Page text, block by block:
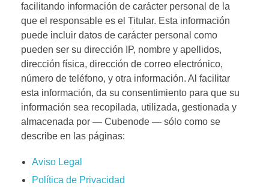
facilitando información de carácter personal de la
que el responsable es el Titular. Esta información
puede incluir datos de carácter personal como
pueden ser su dirección IP, nombre y apellidos,
dirección física, dirección de correo electrónico,
número de teléfono, y otra información. Al facilitar
esta información, da su consentimiento para que su
información sea recopilada, utilizada, gestionada y
almacenada por — Cubenode — sólo como se
describe en las páginas:
Aviso Legal
Política de Privacidad